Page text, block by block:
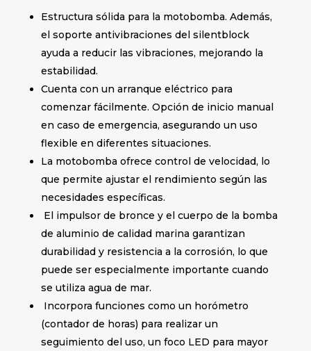
Estructura sólida para la motobomba. Además,
el soporte antivibraciones del silentblock
ayuda a reducir las vibraciones, mejorando la
estabilidad.
Cuenta con un arranque eléctrico para
comenzar fácilmente. Opción de inicio manual
en caso de emergencia, asegurando un uso
flexible en diferentes situaciones.
La motobomba ofrece control de velocidad, lo
que permite ajustar el rendimiento según las
necesidades específicas.
El impulsor de bronce y el cuerpo de la bomba
de aluminio de calidad marina garantizan
durabilidad y resistencia a la corrosión, lo que
puede ser especialmente importante cuando
se utiliza agua de mar.
Incorpora funciones como un horómetro
(contador de horas) para realizar un
seguimiento del uso, un foco LED para mayor